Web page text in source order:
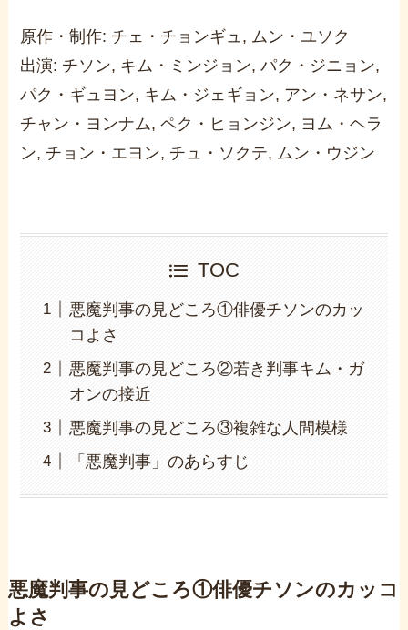
原作・制作: チェ・チョンギュ, ムン・ユソク
出演: チソン, キム・ミンジョン, パク・ジニョン,
パク・ギュヨン, キム・ジェギョン, アン・ネサン,
チャン・ヨンナム, ペク・ヒョンジン, ヨム・ヘラ
ン, チョン・エヨン, チュ・ソクテ, ムン・ウジン
TOC
悪魔判事の見どころ①俳優チソンのカッ
コよさ
悪魔判事の見どころ②若き判事キム・ガ
オンの接近
悪魔判事の見どころ③複雑な人間模様
「悪魔判事」のあらすじ
悪魔判事の見どころ①俳優チソンのカッコ
よさ